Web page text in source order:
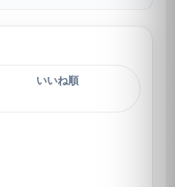
いいね順